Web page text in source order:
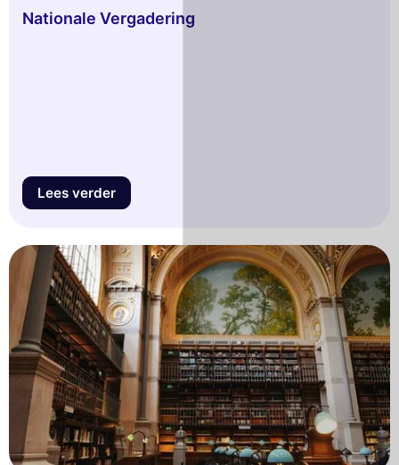
Nationale Vergadering
Lees verder